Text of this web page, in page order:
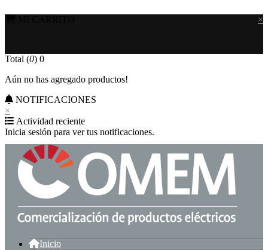
×
Total (0) 0
Aún no has agregado productos!
NOTIFICACIONES
×
Actividad reciente
Inicia sesión para ver tus notificaciones.
Inicio